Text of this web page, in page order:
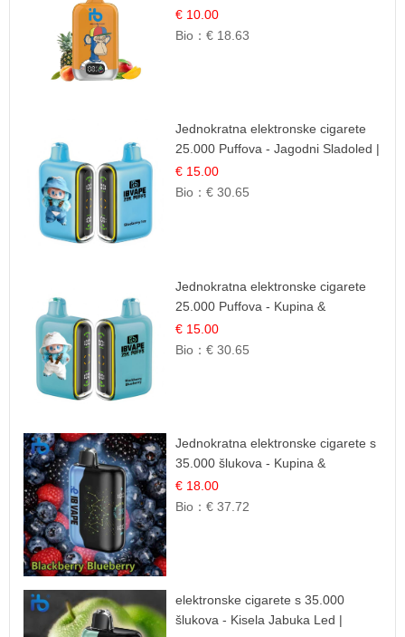
| Tropska Voćna Mješavina
€ 10.00
Bio：€ 18.63
Jednokratna elektronske cigarete
25.000 Puffova - Jagodni Sladoled |
Kremasta Slatka Okus
€ 15.00
Bio：€ 30.65
Jednokratna elektronske cigarete
25.000 Puffova - Kupina &
Borovnica | Šumska Voćna
Mješavina
€ 15.00
Bio：€ 30.65
Jednokratna elektronske cigarete s
35.000 šlukova - Kupina &
Borovnica | Intenzivna Mješavina
Šumskog Voća
€ 18.00
Bio：€ 37.72
elektronske cigarete s 35.000
šlukova - Kisela Jabuka Led |